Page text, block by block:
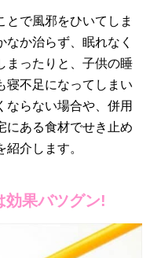
とで風邪をひいてしま
か治らず、眠れなく
まったりと、子供の睡
寝不足になってしまい
ならない場合や、併用
にある食材でせき止め
介します。
効果バツグン!